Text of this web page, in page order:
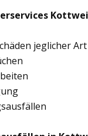
jeglicher Art